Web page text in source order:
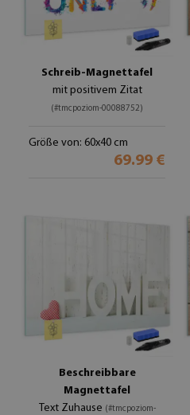
Schreib-Magnettafel
mit positivem Zitat
(#tmcpoziom-00088752)
Größe von: 60x40 cm
69.99 €
Beschreibbare
Magnettafel
Text Zuhause (#tmcpoziom-